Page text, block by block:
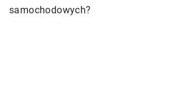
samochodowych?